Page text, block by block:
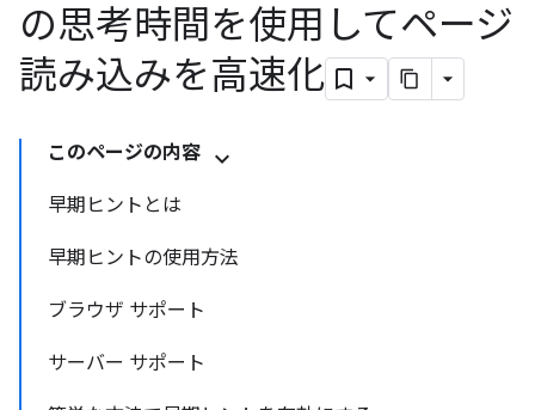
の思考時間を使用してページ
読み込みを高速化
このページの内容
早期ヒントとは
早期ヒントの使用方法
ブラウザ サポート
サーバー サポート